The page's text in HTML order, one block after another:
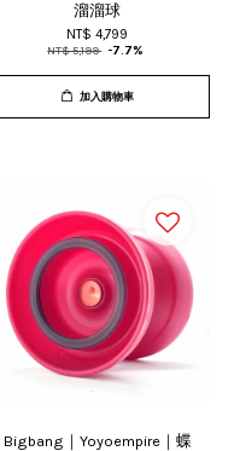
溜溜球
NT$ 4,799
NT$ 5,199 -7.7%
加入購物車
Bigbang｜Yoyoempire｜蝶